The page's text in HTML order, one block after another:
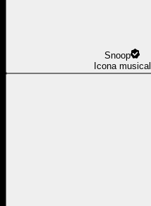
Snoop
Icona musical